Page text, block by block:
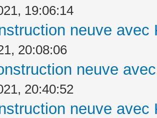
19:06:14
neuve avec
20:08:06
neuve
20:40:52
neuve avec